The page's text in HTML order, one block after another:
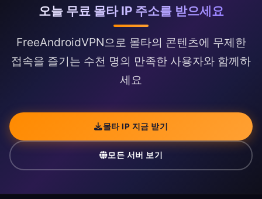
오늘 무료 몰타 IP 주소를 받으세요
FreeAndroidVPN으로 몰타의 콘텐츠에 무제한
접속을 즐기는 수천 명의 만족한 사용자와 함께하
세요
몰타 IP 지금 받기
모든 서버 보기